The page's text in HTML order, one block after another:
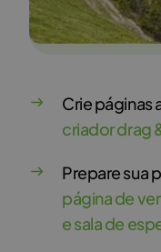
Crie páginas
criador drag
Prepare sua
página de
e sala de